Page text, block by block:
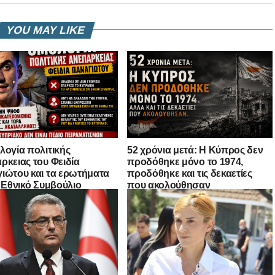
YOU MAY LIKE
πολιτικής
του Φειδία
και τα ερωτήματα
Εθνικό Συμβούλιο
52 χρόνια μετά: Η Κύπρος δεν
προδόθηκε μόνο το 1974,
προδόθηκε και τις δεκαετίες
που ακολούθησαν